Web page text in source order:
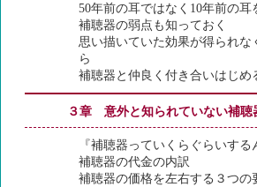
50年前の耳ではなく10年前の耳
補聴器の弱点も知っておく
思い描いていた効果が得られな
ら
補聴器と仲良く付き合いはじめ
３章 意外と知られていない補聴
『補聴器っていくらぐらいする
補聴器の代金の内訳
補聴器の価格を左右する３つの